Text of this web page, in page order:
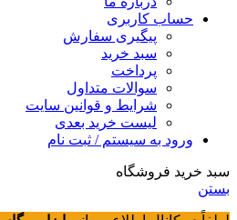
حساب کاربری
پیگیری سفارش
سبد خرید
پرداخت
سوالات متداول
شرایط و قوانین سایت
لیست خرید بعدی
ورود به سیستم / ثبت نام
سبد خرید فروشگاه
بستن